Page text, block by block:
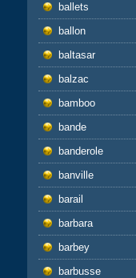
ballets
ballon
baltasar
balzac
bamboo
bande
banderole
banville
barail
barbara
barbey
barbusse